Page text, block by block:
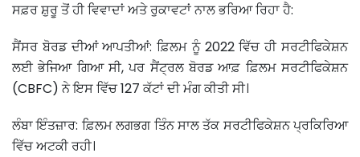
ਸਫ਼ਰ ਸ਼ੁਰੂ ਤੋਂ ਹੀ ਵਿਵਾਦਾਂ ਅਤੇ ਰੁਕਾਵਟਾਂ ਨਾਲ ਭਰਿਆ ਰਿਹਾ ਹੈ:
ਸੈਂਸਰ ਬੋਰਡ ਦੀਆਂ ਆਪਤੀਆਂ: ਫ਼ਿਲਮ ਨੂੰ 2022 ਵਿੱਚ ਹੀ ਸਰਟੀਫਿਕੇਸ਼ਨ
ਲਈ ਭੇਜਿਆ ਗਿਆ ਸੀ, ਪਰ ਸੈਂਟ੍ਰਲ ਬੋਰਡ ਆਫ਼ ਫ਼ਿਲਮ ਸਰਟੀਫਿਕੇਸ਼ਨ
(CBFC) ਨੇ ਇਸ ਵਿੱਚ 127 ਕੱਟਾਂ ਦੀ ਮੰਗ ਕੀਤੀ ਸੀ।
ਲੰਬਾ ਇੰਤਜ਼ਾਰ: ਫ਼ਿਲਮ ਲਗਭਗ ਤਿੰਨ ਸਾਲ ਤੱਕ ਸਰਟੀਫਿਕੇਸ਼ਨ ਪ੍ਰਕਿਰਿਆ
ਵਿੱਚ ਅਟਕੀ ਰਹੀ।